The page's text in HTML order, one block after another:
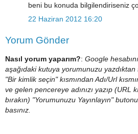
beni bu konuda bilgilendiriseniz
22 Haziran 2012 16:20
Yorum Gönder
Nasıl yorum yaparım?: Google
aşağıdaki kutuya yorumunuzu yazdıktan
"Bir kimlik seçin" kısmından Adı/Url
ve gelen pencereye adınızı yazıp (URL
bırakın) "Yorumunuzu Yayınlayın"
basınız.